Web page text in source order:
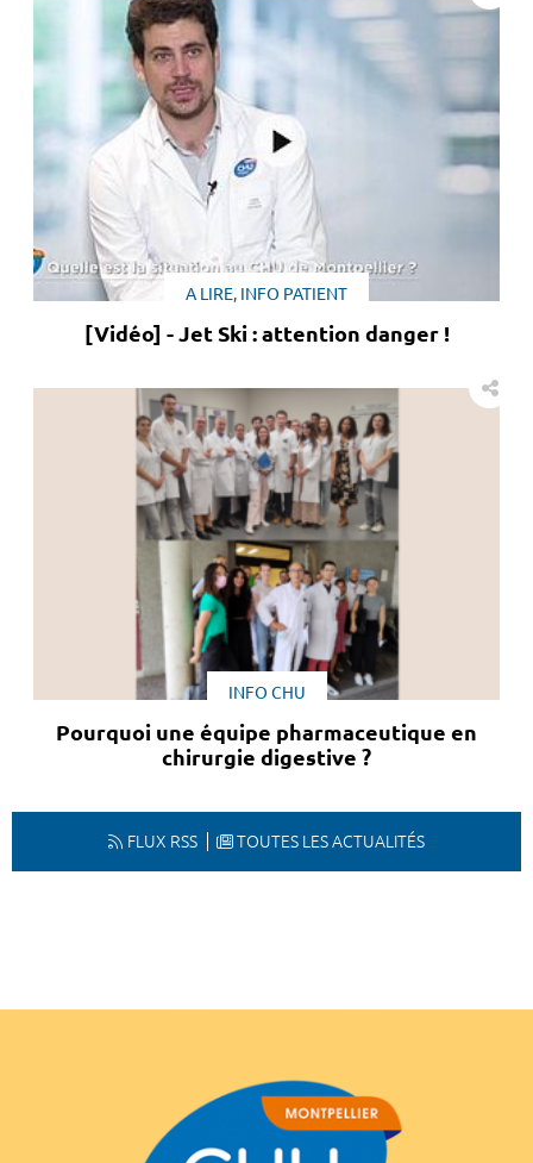
A LIRE, INFO PATIENT
[Vidéo] - Jet Ski : attention danger !
INFO CHU
Pourquoi une équipe pharmaceutique en
chirurgie digestive ?
FLUX RSS TOUTES LES ACTUALITÉS